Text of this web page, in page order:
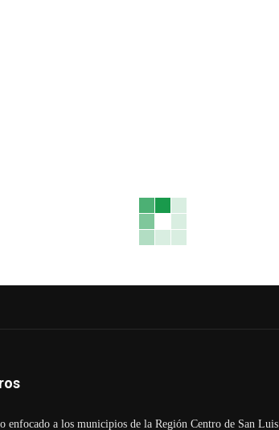
enfocado a los municipios de la Región Centro de San Luis